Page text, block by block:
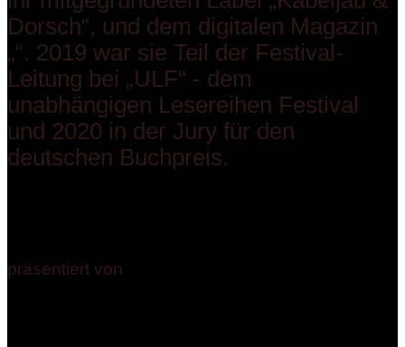
Dorsch“, und dem digitalen Magazin
„­“. 2019 war sie Teil der Festival-
Leitung bei „ULF“ - dem
unabhängigen Lesereihen Festival
und 2020 in der Jury für den
deutschen Buchpreis.
präsentiert von